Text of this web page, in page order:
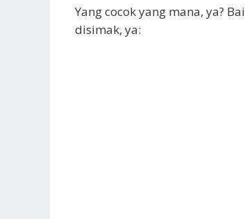
Yang cocok yang mana, ya?
disimak, ya: